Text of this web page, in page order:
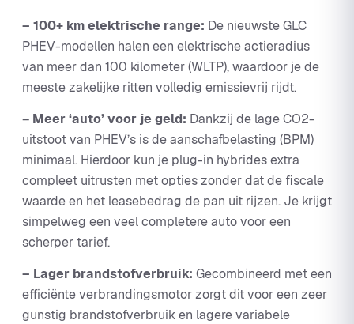
– 100+ km elektrische range: De nieuwste GLC
PHEV-modellen halen een elektrische actieradius
van meer dan 100 kilometer (WLTP), waardoor je de
meeste zakelijke ritten volledig emissievrij rijdt.
– Meer ‘auto’ voor je geld: Dankzij de lage CO2-
uitstoot van PHEV’s is de aanschafbelasting (BPM)
minimaal. Hierdoor kun je plug-in hybrides extra
compleet uitrusten met opties zonder dat de fiscale
waarde en het leasebedrag de pan uit rijzen. Je krijgt
simpelweg een veel completere auto voor een
scherper tarief.
– Lager brandstofverbruik: Gecombineerd met een
efficiënte verbrandingsmotor zorgt dit voor een zeer
gunstig brandstofverbruik en lagere variabele